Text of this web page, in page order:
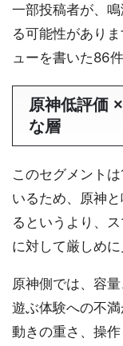
一部投稿者が、
る可能性があり
ューを書いた86
原神低評価
な層
このセグメント
いるため、原神
るというより、
に対して厳しめ
原神側では、容
遊ぶ体験への不満
動きの重さ、操